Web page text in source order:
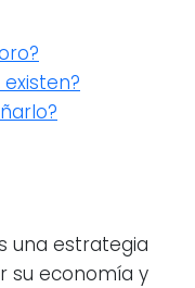
una estrategia
su economía y